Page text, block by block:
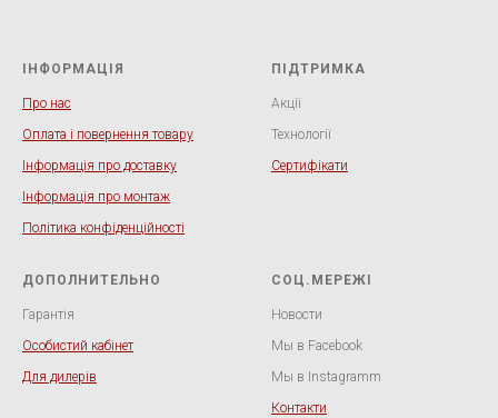
ІНФОРМАЦІЯ
Про нас
Оплата і повернення товару
Інформація про доставку
Інформація про монтаж
Політика конфіденційності
ПІДТРИМКА
Акції
Технології
Сертифікати
ДОПОЛНИТЕЛЬНО
Гарантія
Особистий кабінет
Для дилерів
СОЦ.МЕРЕЖІ
Новости
Мы в Facebook
Мы в Instagramm
Контакти